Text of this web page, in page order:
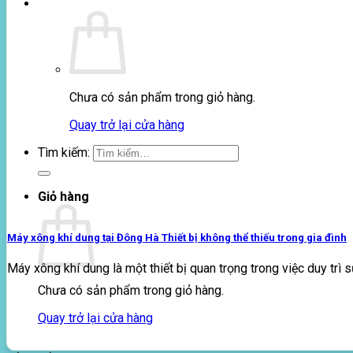
Chưa có sản phẩm trong giỏ hàng.
Quay trở lại cửa hàng
Tìm kiếm:
Giỏ hàng
Chưa có sản phẩm trong giỏ hàng.
Quay trở lại cửa hàng
Máy xông khí dung tại Đông Hà Thiết bị không thể thiếu trong gia đình
Máy xông khí dung là một thiết bị quan trọng trong việc duy trì